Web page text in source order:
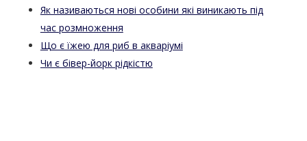
Як називаються нові особини які виникають під
час розмноження
Що є їжею для риб в акваріумі
Чи є бівер-йорк рідкістю